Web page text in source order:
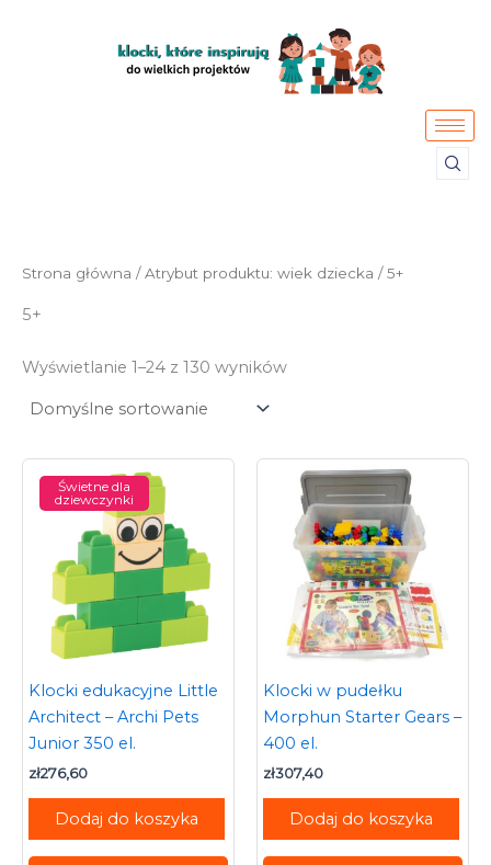
Strona główna / Atrybut produktu: wiek dziecka / 5+
5+
Wyświetlanie 1–24 z 130 wyników
Świetne dla
dziewczynki
Klocki edukacyjne Little
Architect – Archi Pets
Junior 350 el.
zł276,60
Dodaj do koszyka
Klocki w pudełku
Morphun Starter Gears –
400 el.
zł307,40
Dodaj do koszyka